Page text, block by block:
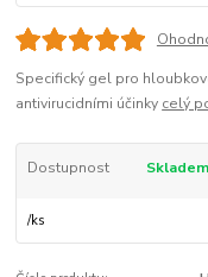
Specifický gel pro
antivirucidními účinky celý
Dostupnost Skladem
/ks